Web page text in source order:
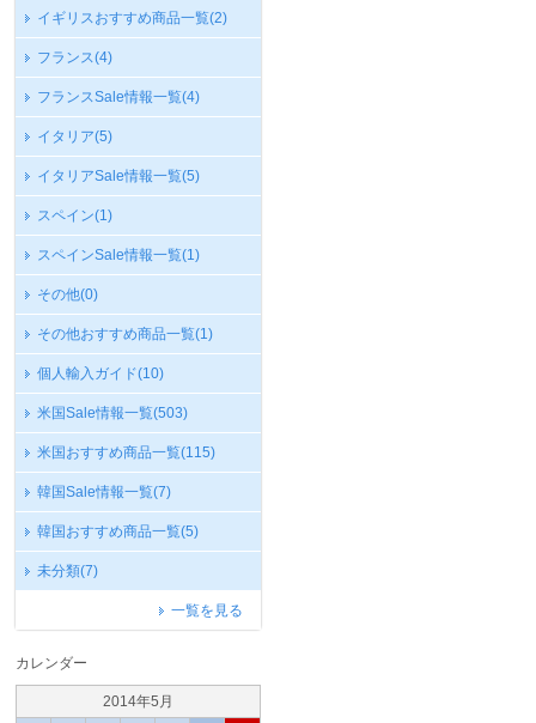
イギリスおすすめ商品一覧(2)
フランス(4)
フランスSale情報一覧(4)
イタリア(5)
イタリアSale情報一覧(5)
スペイン(1)
スペインSale情報一覧(1)
その他(0)
その他おすすめ商品一覧(1)
個人輸入ガイド(10)
米国Sale情報一覧(503)
米国おすすめ商品一覧(115)
韓国Sale情報一覧(7)
韓国おすすめ商品一覧(5)
未分類(7)
一覧を見る
カレンダー
2014年5月